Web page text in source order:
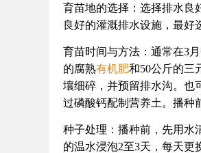
育苗地的选择：选择排水良
良好的灌溉排水设施，最好
育苗时间与方法：通常在3
的腐熟有机肥和50公斤的三
壤细碎，并预留排水沟。也
过磷酸钙配制营养土。播种
种子处理：播种前，先用水
的温水浸泡2至3天，每天